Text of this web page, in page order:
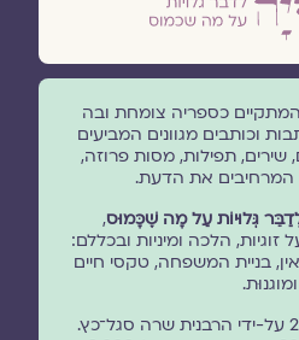
המתקיים כספריה צומחת ובה
וכותבים מגוונים המביעים
שירים, תפילות, מסות פרוזה,
המרחיבים את הדעת.
גְּלוּיוֹת עַל מָה שֶׁכָּמוּס,
הלכה ומיניות ובכללם:
בניית המשפחה, טקסי חיים
ומוגנוּת.
המגזין נוסד בשנת 2019 על-ידי הרבנית שרה סגל־כץ.